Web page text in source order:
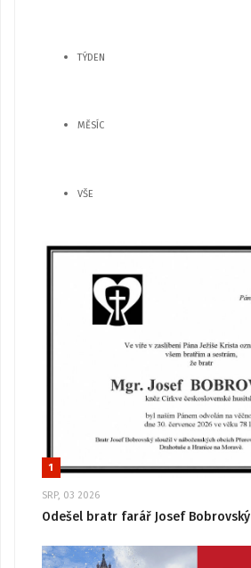
TÝDEN
MĚSÍC
VŠE
1
SRP, 03 2026
Odešel bratr farář Josef Bobrovský